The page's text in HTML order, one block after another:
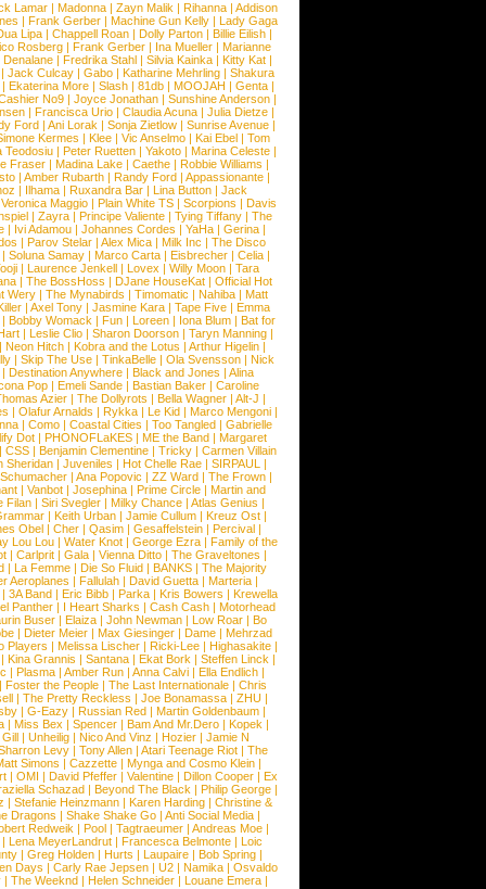
Lamar | Madonna | Zayn Malik | Rihanna | Addison
| Frank Gerber| Machine Gun Kelly| Lady Gaga
Lipa | Chappell Roan | Dolly Parton | Billie Eilish |
Rosberg| Frank Gerber| Ina Mueller| Marianne
Denalane | Fredrika Stahl | Silvia Kainka | Kitty Kat |
Jack Culcay | Gabo | Katharine Mehrling | Shakura
Ekaterina More| Slash| 81db| MOOJAH | Genta|
No9 | Joyce Jonathan | Sunshine Anderson |
| Francisca Urio | Claudia Acuna | Julia Dietze |
Ford | Ani Lorak | Sonja Zietlow | Sunrise Avenue |
Kermes | Klee| Vic Anselmo| Kai Ebel| Tom
Teodosiu| Peter Ruetten| Yakoto| Marina Celeste|
Fraser| Madina Lake| Caethe| Robbie Williams |
| Amber Rubarth| Randy Ford| Appassionante|
| Ilhama| Ruxandra Bar| Lina Button| Jack
Veronica Maggio| Plain White TS| Scorpions | Davis
| Zayra | Principe Valiente | Tying Tiffany | The
| Ivi Adamou | Johannes Cordes | YaHa | Gerina |
| Parov Stelar | Alex Mica | Milk Inc | The Disco
| Soluna Samay | Marco Carta | Eisbrecher | Celia |
| Laurence Jenkell| Lovex | Willy Moon| Tara
| The BossHoss | DJane HouseKat| Official Hot
Wery | The Mynabirds | Timomatic | Nahiba | Matt
| Axel Tony | Jasmine Kara | Tape Five | Emma
Bobby Womack | Fun| Loreen| Iona Blum| Bat for
| Leslie Clio| Sharon Doorson| Taryn Manning|
Neon Hitch | Kobra and the Lotus | Arthur Higelin |
| Skip The Use | TinkaBelle | Ola Svensson | Nick
Destination Anywhere| Black and Jones | Alina
Pop| Emeli Sande| Bastian Baker| Caroline
Azier| The Dollyrots | Bella Wagner| Alt-J |
| Olafur Arnalds | Rykka | Le Kid | Marco Mengoni |
| Como| Coastal Cities | Too Tangled| Gabrielle
Dot | PHONOFLaKES | ME the Band | Margaret
CSS| Benjamin Clementine| Tricky| Carmen Villain
Sheridan| Juveniles | Hot Chelle Rae| SIRPAUL
|
| Ana Popovic | ZZ Ward | The Frown |
| Vanbot | Josephina | Prime Circle | Martin and
Filan | Siri Svegler | Milky Chance | Atlas Genius |
| Keith Urban | Jamie Cullum | Kreuz Ost |
Obel | Cher | Qasim | Gesaffelstein | Percival |
Lou Lou | Water Knot | George Ezra | Family of the
| Carlprit| Gala| Vienna Ditto| The Graveltones |
| La Femme | Die So Fluid | BANKS | The Majority
Aeroplanes | Fallulah | David Guetta | Marteria |
3A Band| Eric Bibb| Parka| Kris Bowers | Krewella
Panther| I Heart Sharks | Cash Cash| Motorhead
Buser | Elaiza | John Newman | Low Roar | Bo
| Dieter Meier | Max Giesinger | Dame | Mehrzad
Players | Melissa Lischer | Ricki-Lee | Highasakite |
Kina Grannis | Santana | Ekat Bork | Steffen Linck |
| Plasma | Amber Run | Anna Calvi | Ella Endlich |
Foster the People| The Last Internationale| Chris
| The Pretty Reckless | Joe Bonamassa| ZHU|
| G-Eazy| Russian Red| Martin Goldenbaum|
| Miss Bex | Spencer | Bam And Mr.Dero | Kopek |
| Unheilig | Nico And Vinz | Hozier | Jamie N
Levy| Tony Allen| Atari Teenage Riot| The
Simons | Cazzette | Mynga and Cosmo Klein |
| OMI | David Pfeffer | Valentine | Dillon Cooper | Ex
Schazad | Beyond The Black | Philip George |
| Stefanie Heinzmann| Karen Harding| Christine &
Dragons | Shake Shake Go | Anti Social Media |
Redweik | Pool| Tagtraeumer| Andreas Moe|
| Lena MeyerLandrut | Francesca Belmonte | Loic
| Greg Holden| Hurts | Laupaire| Bob Spring|
Days | Carly Rae Jepsen| U2| Namika| Osvaldo
| The Weeknd| Helen Schneider| Louane Emera|